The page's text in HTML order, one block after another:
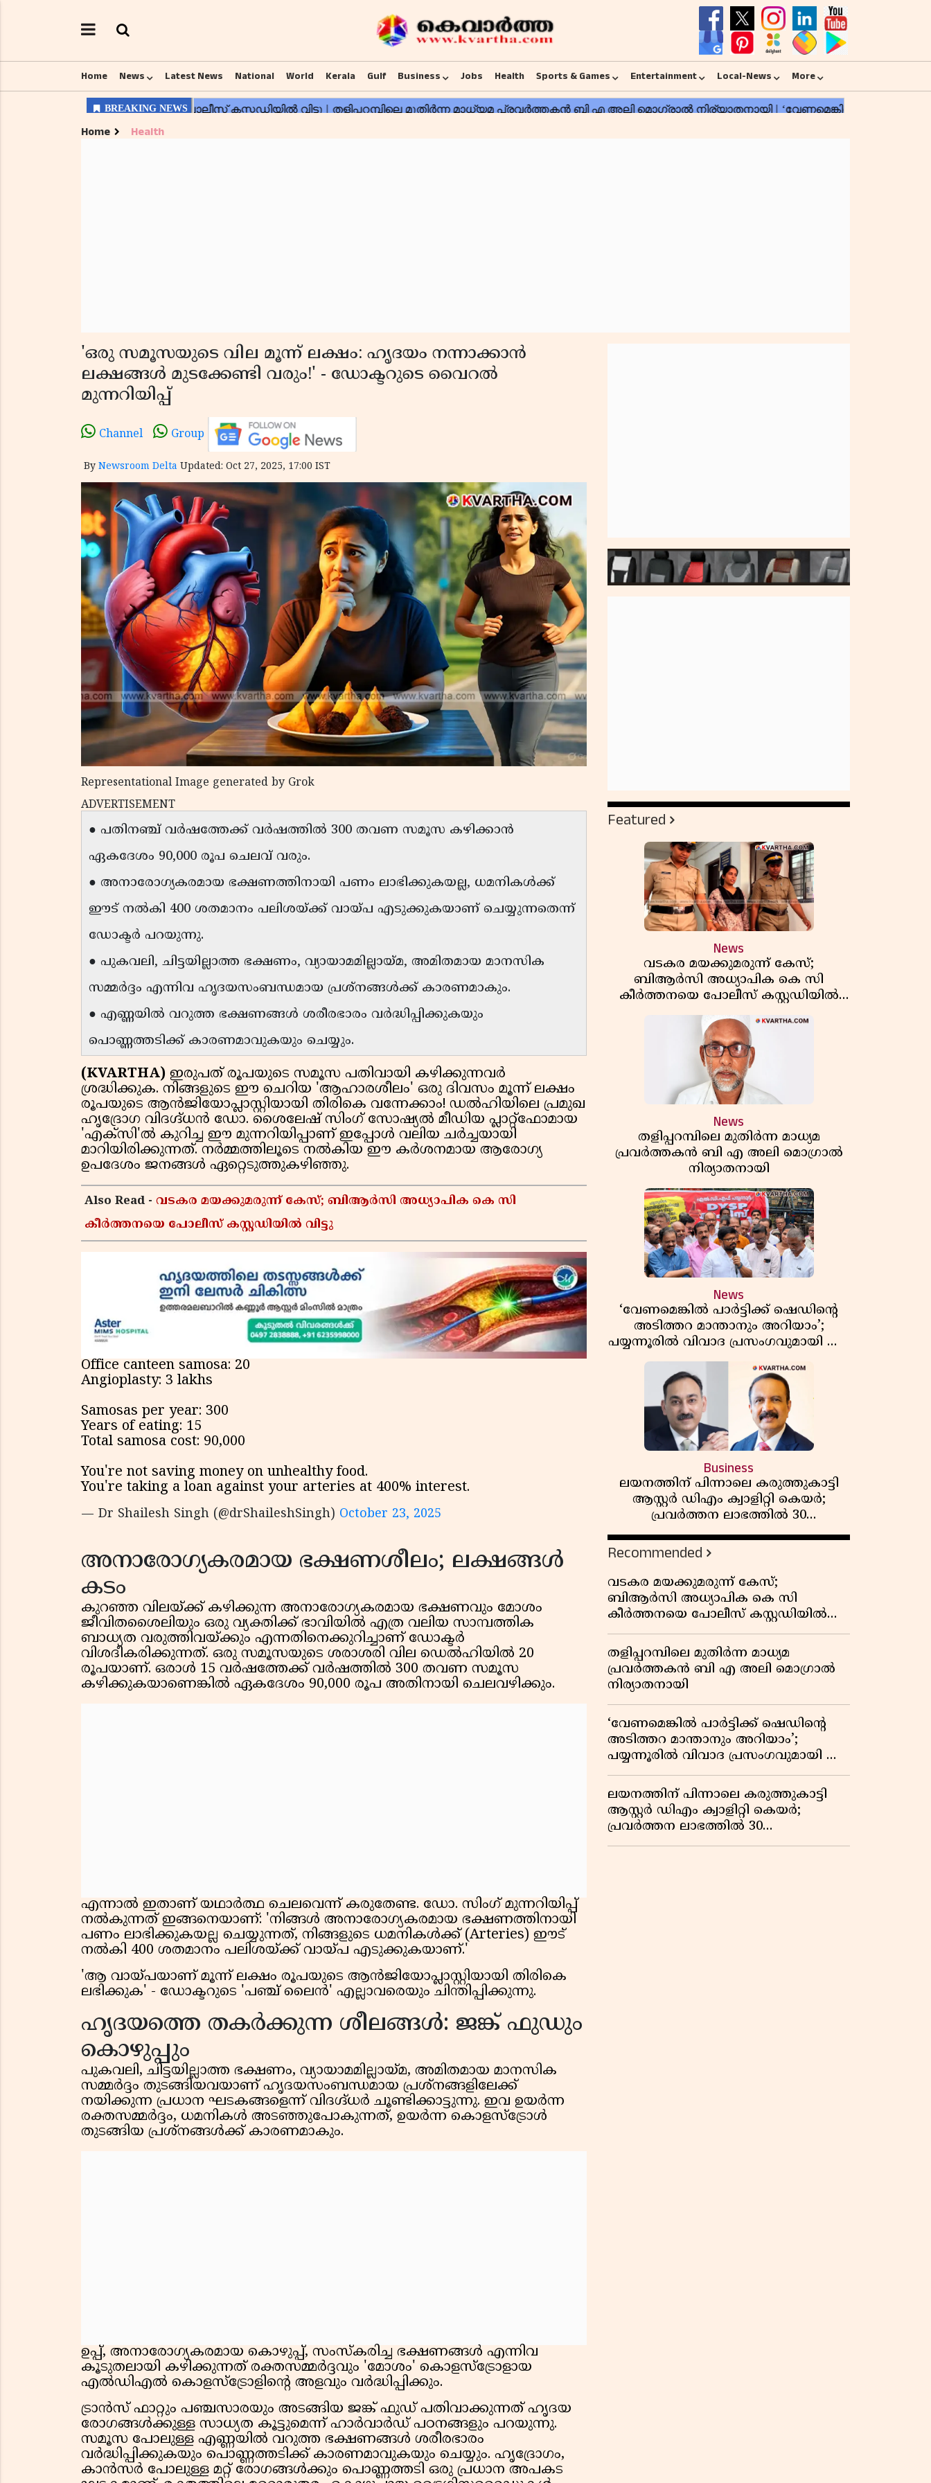
Home News Latest News National World Kerala Gulf Business Jobs Health Sports & Games Entertainment Local-News More
Home Health
'ഒരു സമൂസയുടെ വില മൂന്ന് ലക്ഷം: ഹൃദയം നന്നാക്കാൻ
ലക്ഷങ്ങൾ മുടക്കേണ്ടി വരും!' - ഡോക്ടറുടെ വൈറൽ
മുന്നറിയിപ്പ്
Channel Group
By Newsroom Delta Updated: Oct 27, 2025, 17:00 IST
Representational Image generated by Grok
ADVERTISEMENT
● പതിനഞ്ച് വർഷത്തേക്ക് വർഷത്തിൽ 300 തവണ സമൂസ കഴിക്കാൻ
ഏകദേശം 90,000 രൂപ ചെലവ് വരും.
● അനാരോഗ്യകരമായ ഭക്ഷണത്തിനായി പണം ലാഭിക്കുകയല്ല, ധമനികൾക്ക്
ഈട് നൽകി 400 ശതമാനം പലിശയ്ക്ക് വായ്പ എടുക്കുകയാണ് ചെയ്യുന്നതെന്ന്
ഡോക്ടർ പറയുന്നു.
● പുകവലി, ചിട്ടയില്ലാത്ത ഭക്ഷണം, വ്യായാമമില്ലായ്മ, അമിതമായ മാനസിക
സമ്മർദ്ദം എന്നിവ ഹൃദയസംബന്ധമായ പ്രശ്നങ്ങൾക്ക് കാരണമാകും.
● എണ്ണയിൽ വറുത്ത ഭക്ഷണങ്ങൾ ശരീരഭാരം വർദ്ധിപ്പിക്കുകയും
പൊണ്ണത്തടിക്ക് കാരണമാവുകയും ചെയ്യും.
(KVARTHA) ഇരുപത് രൂപയുടെ സമൂസ പതിവായി കഴിക്കുന്നവർ
ശ്രദ്ധിക്കുക. നിങ്ങളുടെ ഈ ചെറിയ 'ആഹാരശീലം' ഒരു ദിവസം മൂന്ന് ലക്ഷം
രൂപയുടെ ആൻജിയോപ്ലാസ്റ്റിയായി തിരികെ വന്നേക്കാം! ഡൽഹിയിലെ പ്രമുഖ
ഹൃദ്രോഗ വിദഗ്ദ്ധൻ ഡോ. ശൈലേഷ് സിംഗ് സോഷ്യൽ മീഡിയ പ്ലാറ്റ്‌ഫോമായ
'എക്സി'ൽ കുറിച്ച ഈ മുന്നറിയിപ്പാണ് ഇപ്പോൾ വലിയ ചർച്ചയായി
മാറിയിരിക്കുന്നത്. നർമ്മത്തിലൂടെ നൽകിയ ഈ കർശനമായ ആരോഗ്യ
ഉപദേശം ജനങ്ങൾ ഏറ്റെടുത്തുകഴിഞ്ഞു.
Also Read - വടകര മയക്കുമരുന്ന് കേസ്; ബിആർസി അധ്യാപിക കെ സി
കീർത്തനയെ പോലീസ് കസ്റ്റഡിയിൽ വിട്ടു
Office canteen samosa: ₹20
Angioplasty: ₹3 lakhs
Samosas per year: 300
Years of eating: 15
Total samosa cost: ₹90,000
You're not saving money on unhealthy food.
You're taking a loan against your arteries at 400% interest.
— Dr Shailesh Singh (@drShaileshSingh) October 23, 2025
അനാരോഗ്യകരമായ ഭക്ഷണശീലം; ലക്ഷങ്ങൾ
കടം
കുറഞ്ഞ വിലയ്ക്ക് കഴിക്കുന്ന അനാരോഗ്യകരമായ ഭക്ഷണവും മോശം
ജീവിതശൈലിയും ഒരു വ്യക്തിക്ക് ഭാവിയിൽ എത്ര വലിയ സാമ്പത്തിക
ബാധ്യത വരുത്തിവയ്ക്കും എന്നതിനെക്കുറിച്ചാണ് ഡോക്ടർ
വിശദീകരിക്കുന്നത്. ഒരു സമൂസയുടെ ശരാശരി വില ഡെൽഹിയിൽ 20
രൂപയാണ്. ഒരാൾ 15 വർഷത്തേക്ക് വർഷത്തിൽ 300 തവണ സമൂസ
കഴിക്കുകയാണെങ്കിൽ ഏകദേശം 90,000 രൂപ അതിനായി ചെലവഴിക്കും.
എന്നാൽ ഇതാണ് യഥാർത്ഥ ചെലവെന്ന് കരുതേണ്ട. ഡോ. സിംഗ് മുന്നറിയിപ്പ്
നൽകുന്നത് ഇങ്ങനെയാണ്: 'നിങ്ങൾ അനാരോഗ്യകരമായ ഭക്ഷണത്തിനായി
പണം ലാഭിക്കുകയല്ല ചെയ്യുന്നത്, നിങ്ങളുടെ ധമനികൾക്ക് (Arteries) ഈട്
നൽകി 400 ശതമാനം പലിശയ്ക്ക് വായ്പ എടുക്കുകയാണ്.'
'ആ വായ്പയാണ് മൂന്ന് ലക്ഷം രൂപയുടെ ആൻജിയോപ്ലാസ്റ്റിയായി തിരികെ
ലഭിക്കുക' - ഡോക്ടറുടെ 'പഞ്ച് ലൈൻ' എല്ലാവരെയും ചിന്തിപ്പിക്കുന്നു.
ഹൃദയത്തെ തകർക്കുന്ന ശീലങ്ങൾ: ജങ്ക് ഫുഡും
കൊഴുപ്പും
പുകവലി, ചിട്ടയില്ലാത്ത ഭക്ഷണം, വ്യായാമമില്ലായ്മ, അമിതമായ മാനസിക
സമ്മർദ്ദം തുടങ്ങിയവയാണ് ഹൃദയസംബന്ധമായ പ്രശ്നങ്ങളിലേക്ക്
നയിക്കുന്ന പ്രധാന ഘടകങ്ങളെന്ന് വിദഗ്ദ്ധർ ചൂണ്ടിക്കാട്ടുന്നു. ഇവ ഉയർന്ന
രക്തസമ്മർദ്ദം, ധമനികൾ അടഞ്ഞുപോകുന്നത്, ഉയർന്ന കൊളസ്‌ട്രോൾ
തുടങ്ങിയ പ്രശ്നങ്ങൾക്ക് കാരണമാകും.
ഉപ്പ്, അനാരോഗ്യകരമായ കൊഴുപ്പ്, സംസ്കരിച്ച ഭക്ഷണങ്ങൾ എന്നിവ
കൂടുതലായി കഴിക്കുന്നത് രക്തസമ്മർദ്ദവും 'മോശം' കൊളസ്ട്രോളായ
എൽഡിഎൽ കൊളസ്ട്രോളിന്റെ അളവും വർദ്ധിപ്പിക്കും.
ട്രാൻസ് ഫാറ്റും പഞ്ചസാരയും അടങ്ങിയ ജങ്ക് ഫുഡ് പതിവാക്കുന്നത് ഹൃദയ
രോഗങ്ങൾക്കുള്ള സാധ്യത കൂട്ടുമെന്ന് ഹാർവാർഡ് പഠനങ്ങളും പറയുന്നു.
സമൂസ പോലുള്ള എണ്ണയിൽ വറുത്ത ഭക്ഷണങ്ങൾ ശരീരഭാരം
വർദ്ധിപ്പിക്കുകയും പൊണ്ണത്തടിക്ക് കാരണമാവുകയും ചെയ്യും. ഹൃദ്രോഗം,
കാൻസർ പോലുള്ള മറ്റ് രോഗങ്ങൾക്കും പൊണ്ണത്തടി ഒരു പ്രധാന അപകട
Featured
News
വടകര മയക്കുമരുന്ന് കേസ്;
ബിആർസി അധ്യാപിക കെ സി
കീർത്തനയെ പോലീസ് കസ്റ്റഡിയിൽ
News
തളിപ്പറമ്പിലെ മുതിർന്ന മാധ്യമ
പ്രവർത്തകൻ ബി എ അലി മൊഗ്രാൽ
നിര്യാതനായി
News
‘വേണമെങ്കിൽ പാർട്ടിക്ക് ഷെഡിൻ്റെ
അടിത്തറ മാന്താനും അറിയാം’;
പയ്യന്നൂരിൽ വിവാദ പ്രസംഗവുമായി കെ
കെ രാഗേഷ്
Business
ലയനത്തിന് പിന്നാലെ കരുത്തുകാട്ടി
ആസ്റ്റർ ഡിഎം ക്വാളിറ്റി കെയർ;
പ്രവർത്തന ലാഭത്തിൽ 30
ശതമാനത്തിൻ്റെ വളർച്ച,
വരുമാനത്തിലും ലാഭത്തിലും വൻ
കുതിപ്പ് രേഖപ്പെടുത്തി ആദ്യ പാദ
റിപ്പോർട്ട് പുറത്ത്
Recommended
വടകര മയക്കുമരുന്ന് കേസ്;
ബിആർസി അധ്യാപിക കെ സി
കീർത്തനയെ പോലീസ് കസ്റ്റഡിയിൽ
വിട്ടു
തളിപ്പറമ്പിലെ മുതിർന്ന മാധ്യമ
പ്രവർത്തകൻ ബി എ അലി മൊഗ്രാൽ
നിര്യാതനായി
‘വേണമെങ്കിൽ പാർട്ടിക്ക് ഷെഡിൻ്റെ
അടിത്തറ മാന്താനും അറിയാം’;
പയ്യന്നൂരിൽ വിവാദ പ്രസംഗവുമായി കെ
കെ രാഗേഷ്
ലയനത്തിന് പിന്നാലെ കരുത്തുകാട്ടി
ആസ്റ്റർ ഡിഎം ക്വാളിറ്റി കെയർ;
പ്രവർത്തന ലാഭത്തിൽ 30
ശതമാനത്തിൻ്റെ വളർച്ച,